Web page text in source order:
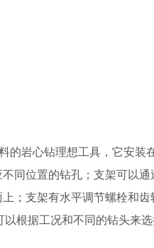
的岩心钻理想工具，它安装
同位置的钻孔；支架可以
；支架有水平调节螺栓和
根据工况和不同的钻头来